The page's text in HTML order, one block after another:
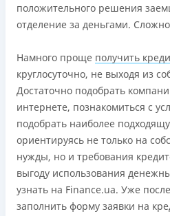
положительного решения
отделение за деньгами.
Намного проще получить
круглосуточно, не выходя из
Достаточно подобрать
интернете, познакомиться с
подобрать наиболее
ориентируясь не только на
нужды, но и требования
выгоду использования
узнать на Finance.ua. Уже
заполнить форму заявки на